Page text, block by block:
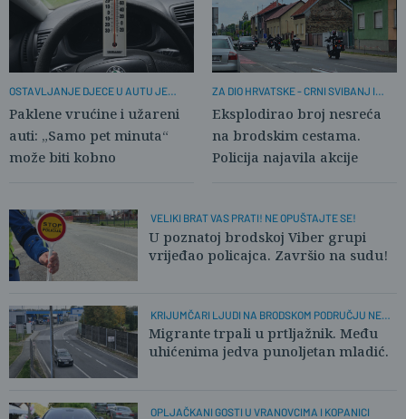
OSTAVLJANJE DJECE U AUTU JE
Paklene vrućine i užareni
auti: „Samo pet minuta“
može biti kobno
ZA DIO HRVATSKE - CRNI SVIBANJ I
Eksplodirao broj nesreća
na brodskim cestama.
Policija najavila akcije
VELIKI BRAT VAS PRATI! NE OPUŠTAJTE SE!
U poznatoj brodskoj Viber grupi
vrijeđao policajca. Završio na sudu!
KRIJUMČARI LJUDI NA BRODSKOM PODRUČJU NE
POSUSTAJU
Migrante trpali u prtljažnik. Među
uhićenima jedva punoljetan mladić.
OPLJAČKANI GOSTI U VRANOVCIMA I KOPANICI